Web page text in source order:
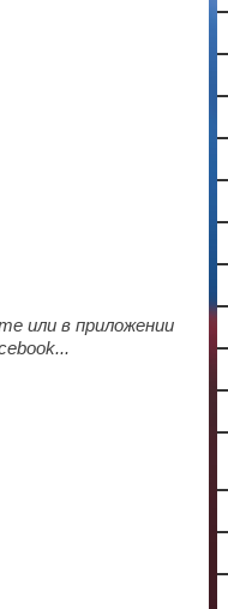
или в приложении